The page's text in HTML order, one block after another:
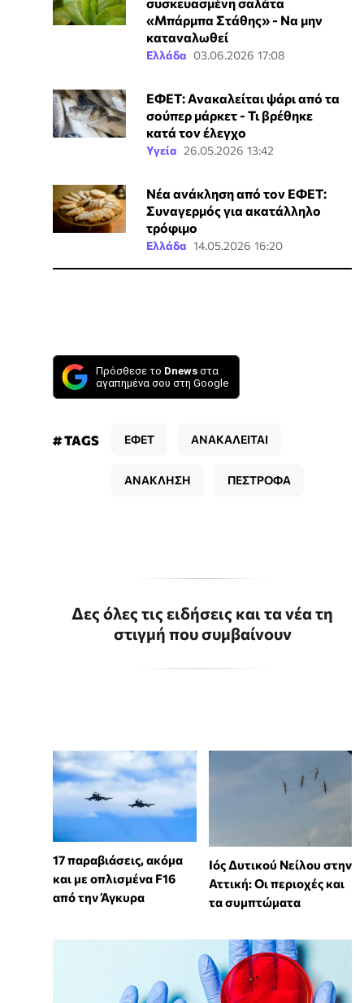
«Μπάρμπα Στάθης» - Να μην
καταναλωθεί
Ελλάδα 03.06.2026 17:08
ΕΦΕΤ: Ανακαλείται ψάρι από τα
σούπερ μάρκετ - Τι βρέθηκε
κατά τον έλεγχο
Υγεία 26.05.2026 13:42
Νέα ανάκληση από τον ΕΦΕΤ:
Συναγερμός για ακατάλληλο
τρόφιμο
Ελλάδα 14.05.2026 16:20
Πρόσθεσε το Dnews στα
αγαπημένα σου στη Google
# TAGS ΕΦΕΤ ΑΝΑΚΑΛΕΙΤΑΙ
ΑΝΑΚΛΗΣΗ ΠΕΣΤΡΟΦΑ
Δες όλες τις ειδήσεις και τα νέα τη
στιγμή που συμβαίνουν
17 παραβιάσεις, ακόμα
και με οπλισμένα F16
από την Άγκυρα
Ιός Δυτικού Νείλου στην
Αττική: Οι περιοχές και
τα συμπτώματα